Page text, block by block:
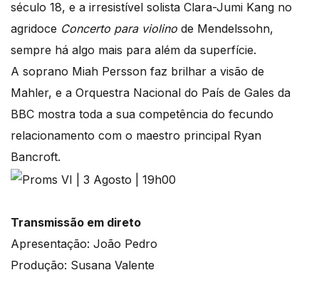
século 18, e a irresistível solista Clara-Jumi Kang no
agridoce Concerto para violino de Mendelssohn,
sempre há algo mais para além da superfície.
A soprano Miah Persson faz brilhar a visão de
Mahler, e a Orquestra Nacional do País de Gales da
BBC mostra toda a sua competência do fecundo
relacionamento com o maestro principal Ryan
Bancroft.
Transmissão em direto
Apresentação: João Pedro
Produção: Susana Valente